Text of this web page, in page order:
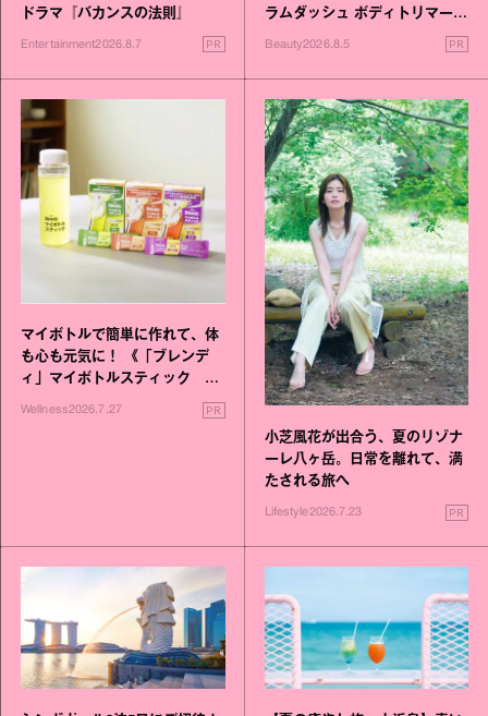
ドラマ『バカンスの法則』
Entertainment2026.8.7 PR
ラムダッシュ ボディトリマーが
Beauty2026.8.5 PR
マイボトルで簡単に作れて、体
も心も元気に！ 《「ブレンデ
ィ」マイボトルスティック い
いこと毎日》シリーズが誕生
Wellness2026.7.27 PR
小芝風花が出合う、夏のリゾナ
ーレ八ヶ岳。日常を離れて、満
たされる旅へ
Lifestyle2026.7.23 PR